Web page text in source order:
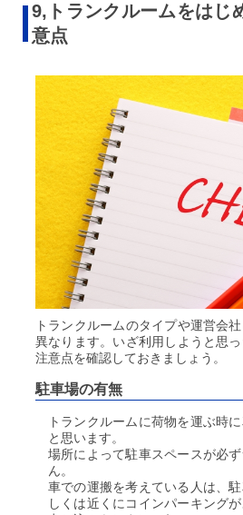
9,トランクルームをはじ
意点
トランクルームのタイプや運営会
異なります。いざ利用しようと思っ
注意点を確認しておきましょう。
駐車場の有無
トランクルームに荷物を運ぶ時
と思います。
場所によって駐車スペースが必
ん。
車での運搬を考えている人は、
しくは近くにコインパーキング